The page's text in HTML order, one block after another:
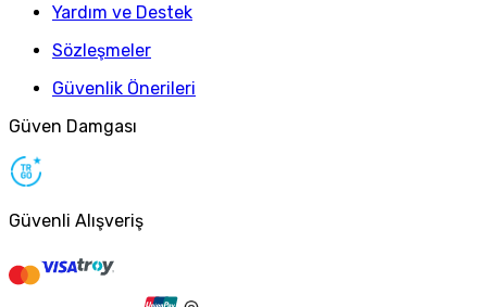
Yardım ve Destek
Sözleşmeler
Güvenlik Önerileri
Güven Damgası
Güvenli Alışveriş